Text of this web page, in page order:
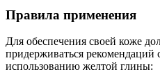
Правила применения
Для обеспечения своей коже
придерживаться рекомендаций
использованию желтой глины: